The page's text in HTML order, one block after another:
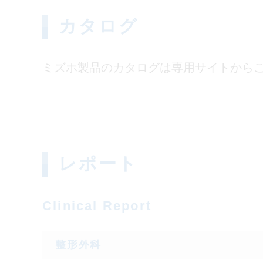
カタログ
ミズホ製品のカタログは専用サイトから
レポート
Clinical Report